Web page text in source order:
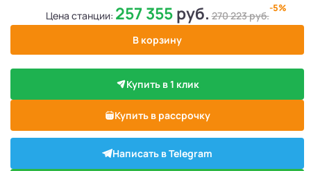
Цена станции: 257 355руб. 270 223руб.
-5%
В корзину
Купить в 1 клик
Купить в рассрочку
Написать в Telegram